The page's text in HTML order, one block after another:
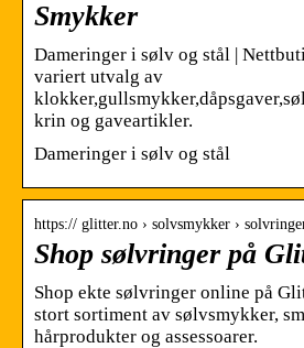
Smykker
Dameringer i sølv og stål |
variert utvalg av
krin og gaveartikler.
Dameringer i sølv og stål
https:// glitter.no › solvsmykker ›
Shop sølvringer på
Shop ekte sølvringer online på
stort sortiment av sølvsmykker,
hårprodukter og assessoarer.